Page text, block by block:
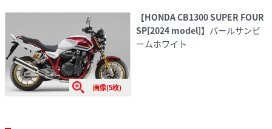
画像(5枚)
【HONDA CB1300 SUPER FOUR
SP[2024 model]】 パールサンビ
ームホワイト